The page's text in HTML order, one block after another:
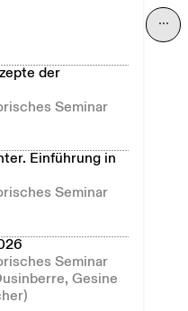
⋯
der
Seminar
Einführung in
Seminar
Seminar
Gesine